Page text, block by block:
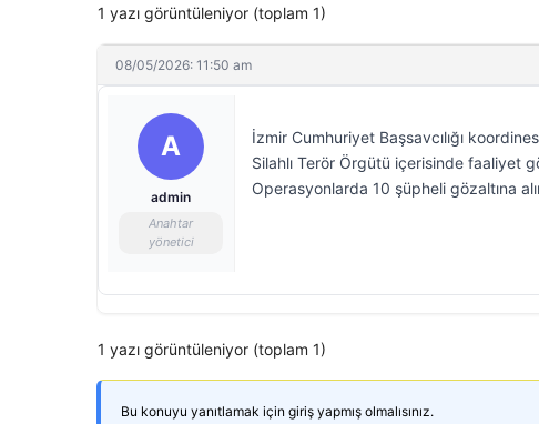
1 yazı görüntüleniyor (toplam 1)
08/05/2026: 11:50 am
A
admin
Anahtar
yönetici
İzmir Cumhuriyet Başsavcılığı
Silahlı Terör Örgütü içerisinde faaliyet
Operasyonlarda 10 şüpheli gözaltına
1 yazı görüntüleniyor (toplam 1)
Bu konuyu yanıtlamak için giriş yapmış olmalısınız.